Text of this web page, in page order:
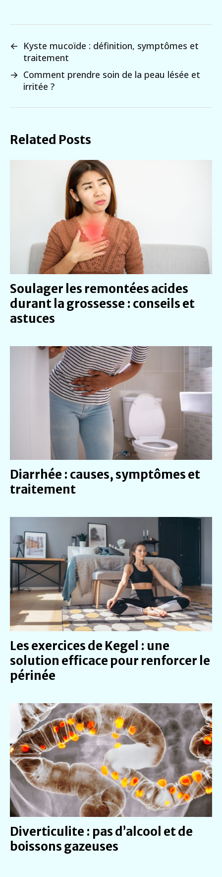
← Kyste mucoïde : définition, symptômes et
traitement
→ Comment prendre soin de la peau lésée et
irritée ?
Related Posts
Soulager les remontées acides
durant la grossesse : conseils et
astuces
Diarrhée : causes, symptômes et
traitement
Les exercices de Kegel : une
solution efficace pour renforcer le
périnée
Diverticulite : pas d’alcool et de
boissons gazeuses